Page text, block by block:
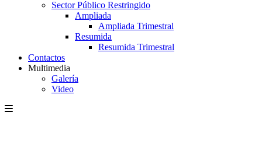
Sector Público Restringido
Ampliada
Ampliada Trimestral
Resumida
Resumida Trimestral
Contactos
Multimedia
Galería
Video